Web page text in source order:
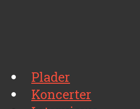
Plader
Koncerter